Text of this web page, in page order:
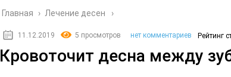
Главная › Лечение десен
11.12.2019 5 просмотров нет комментариев Рейтинг
Кровоточит десна между